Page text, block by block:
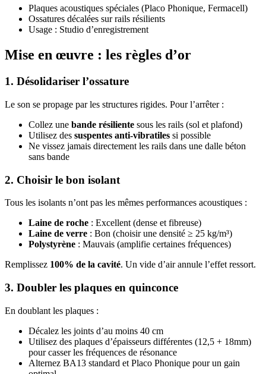
Plaques acoustiques spéciales (Placo Phonique, Fermacell)
Ossatures décalées sur rails résilients
Usage : Studio d’enregistrement
Mise en œuvre : les règles d’or
1. Désolidariser l’ossature
Le son se propage par les structures rigides. Pour l’arrêter :
Collez une bande résiliente sous les rails (sol et plafond)
Utilisez des suspentes anti-vibratiles si possible
Ne vissez jamais directement les rails dans une dalle béton
sans bande
2. Choisir le bon isolant
Tous les isolants n’ont pas les mêmes performances acoustiques :
Laine de roche : Excellent (dense et fibreuse)
Laine de verre : Bon (choisir une densité ≥ 25 kg/m³)
Polystyrène : Mauvais (amplifie certaines fréquences)
Remplissez 100% de la cavité. Un vide d’air annule l’effet ressort.
3. Doubler les plaques en quinconce
En doublant les plaques :
Décalez les joints d’au moins 40 cm
Utilisez des plaques d’épaisseurs différentes (12,5 + 18mm)
pour casser les fréquences de résonance
Alternez BA13 standard et Placo Phonique pour un gain